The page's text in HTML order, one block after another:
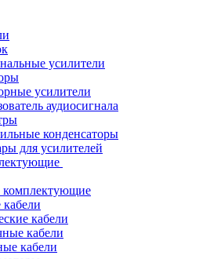
усилители
усилители
аудиосигнала
конденсаторы
для усилителей
комплектующие
кабели
кабели
кабели